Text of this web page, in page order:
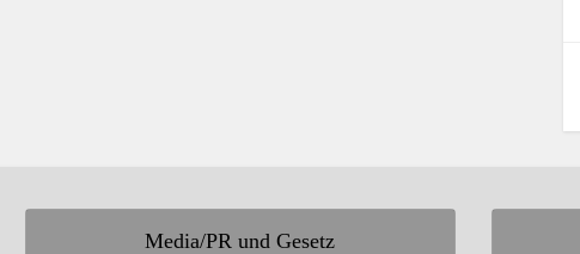
Media/PR und Gesetz